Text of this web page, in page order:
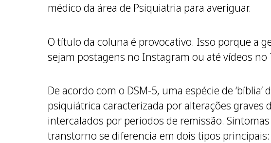
médico da área de Psiquiatria para averiguar.
O título da coluna é provocativo. Isso porque a
sejam postagens no Instagram ou até vídeos
De acordo com o DSM-5, uma espécie de
psiquiátrica caracterizada por alterações
intercalados por períodos de remissão.
transtorno se diferencia em dois tipos